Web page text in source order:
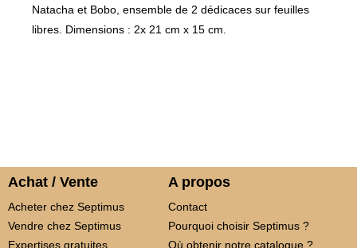
Natacha et Bobo, ensemble de 2 dédicaces sur feuilles
libres. Dimensions : 2x 21 cm x 15 cm.
Achat / Vente
Acheter chez Septimus
Vendre chez Septimus
Expertises gratuites
A propos
Contact
Pourquoi choisir Septimus ?
Où obtenir notre catalogue ?